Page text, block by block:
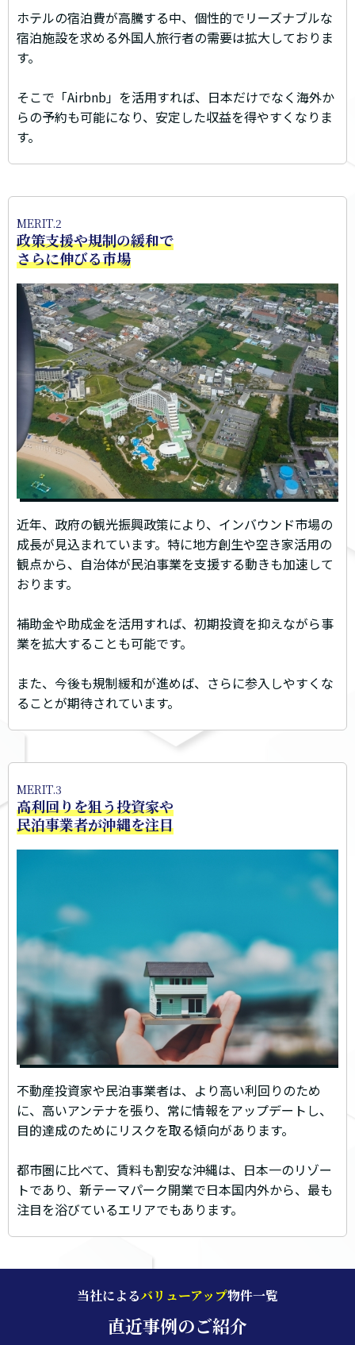
ホテルの宿泊費が高騰する中、個性的でリーズナブルな
宿泊施設を求める外国人旅行者の需要は拡大しておりま
す。
そこで「Airbnb」を活用すれば、日本だけでなく海外か
らの予約も可能になり、安定した収益を得やすくなりま
す。
MERIT.2
政策支援や規制の緩和で
さらに伸びる市場
近年、政府の観光振興政策により、インバウンド市場の
成長が見込まれています。特に地方創生や空き家活用の
観点から、自治体が民泊事業を支援する動きも加速して
おります。
補助金や助成金を活用すれば、初期投資を抑えながら事
業を拡大することも可能です。
また、今後も規制緩和が進めば、さらに参入しやすくな
ることが期待されています。
MERIT.3
高利回りを狙う投資家や
民泊事業者が沖縄を注目
不動産投資家や民泊事業者は、より高い利回りのため
に、高いアンテナを張り、常に情報をアップデートし、
目的達成のためにリスクを取る傾向があります。
都市圏に比べて、賃料も割安な沖縄は、日本一のリゾー
トであり、新テーマパーク開業で日本国内外から、最も
注目を浴びているエリアでもあります。
当社によるバリューアップ物件一覧
直近事例のご紹介